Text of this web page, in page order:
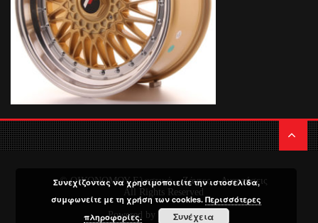
© ΟΙΚΟΝΟΜΟΥ Ελαστικά – Ζάντες – Αναρτήσεις
All Rights Reserved
Powered by Media Planners
Συνεχίζοντας να χρησιμοποιείτε την ιστοσελίδα,
συμφωνείτε με τη χρήση των cookies.Περισσότερες
πληροφορίες.
Συνέχεια